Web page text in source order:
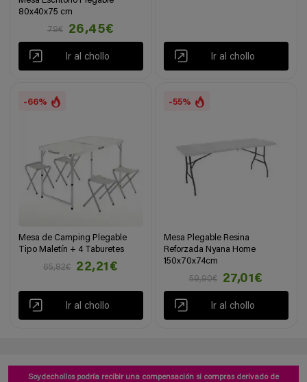
80x40x75 cm
79€
26,45€
Ir al chollo Ir al chollo
-66%
Mesa de Camping Plegable
Tipo Maletín + 4 Taburetes
65,82€
22,21€
Ir al chollo
-55%
Mesa Plegable Resina
Reforzada Nyana Home
150x70x74cm
59,90€
27,01€
Ir al chollo
Soydechollos podría recibir una compensación si compras derivado de